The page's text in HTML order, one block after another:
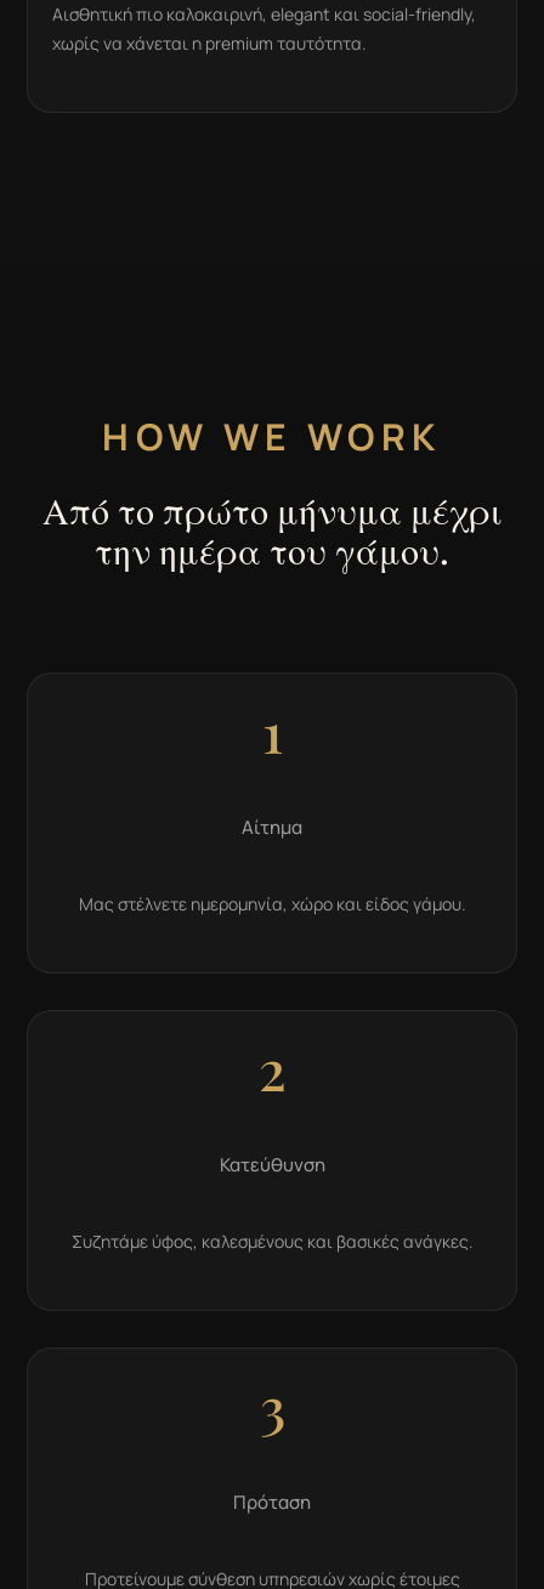
Αισθητική πιο καλοκαιρινή, elegant και social-friendly,
χωρίς να χάνεται η premium ταυτότητα.
HOW WE WORK
Από το πρώτο μήνυμα μέχρι
την ημέρα του γάμου.
1
Αίτημα
Μας στέλνετε ημερομηνία, χώρο και είδος γάμου.
2
Κατεύθυνση
Συζητάμε ύφος, καλεσμένους και βασικές ανάγκες.
3
Πρόταση
Προτείνουμε σύνθεση υπηρεσιών χωρίς έτοιμες